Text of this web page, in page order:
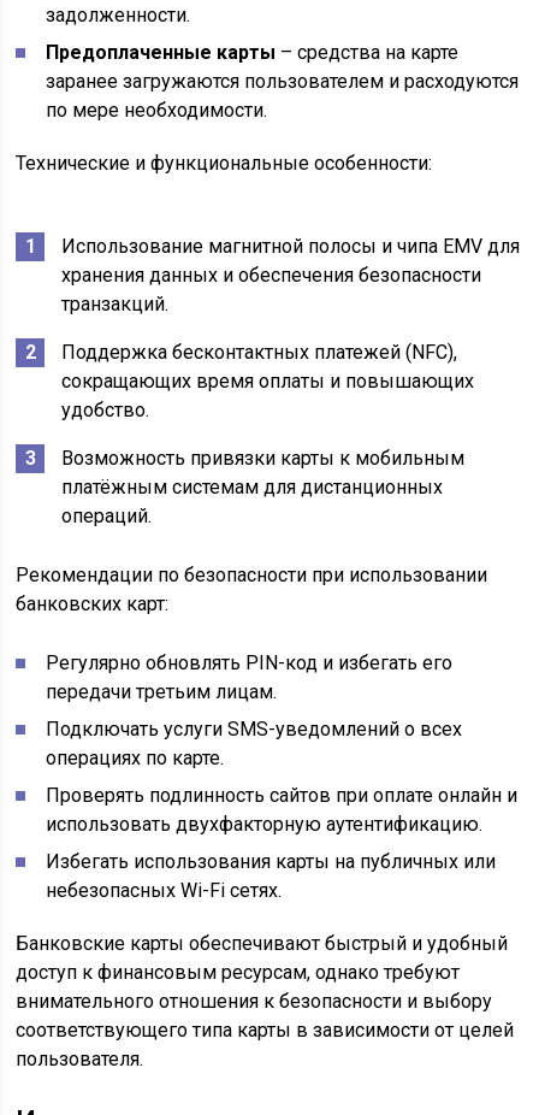
задолженности.
Предоплаченные карты – средства на карте
заранее загружаются пользователем и расходуются
по мере необходимости.
Технические и функциональные особенности:
Использование магнитной полосы и чипа EMV для
хранения данных и обеспечения безопасности
транзакций.
Поддержка бесконтактных платежей (NFC),
сокращающих время оплаты и повышающих
удобство.
Возможность привязки карты к мобильным
платёжным системам для дистанционных
операций.
Рекомендации по безопасности при использовании
банковских карт:
Регулярно обновлять PIN-код и избегать его
передачи третьим лицам.
Подключать услуги SMS-уведомлений о всех
операциях по карте.
Проверять подлинность сайтов при оплате онлайн и
использовать двухфакторную аутентификацию.
Избегать использования карты на публичных или
небезопасных Wi-Fi сетях.
Банковские карты обеспечивают быстрый и удобный
доступ к финансовым ресурсам, однако требуют
внимательного отношения к безопасности и выбору
соответствующего типа карты в зависимости от целей
пользователя.